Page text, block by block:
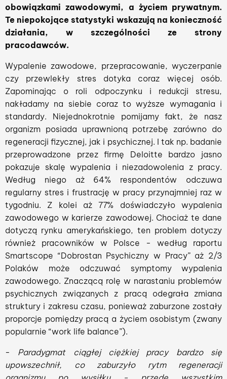
obowiązkami zawodowymi, a życiem prywatnym.
Te niepokojące statystyki wskazują na konieczność
działania, w szczególności ze strony
pracodawców.
Wypalenie zawodowe, przepracowanie, wyczerpanie
czy przewlekły stres dotyka coraz więcej osób.
Zapominając o roli odpoczynku i redukcji stresu,
nakładamy na siebie coraz to wyższe wymagania i
standardy. Niejednokrotnie pomijamy fakt, że nasz
organizm posiada uprawnioną potrzebę zarówno do
regeneracji fizycznej, jak i psychicznej. I tak np. badanie
przeprowadzone przez firmę Deloitte bardzo jasno
pokazuje skalę wypalenia i niezadowolenia z pracy.
Według niego aż 64% respondentów odczuwa
regularny stres i frustrację w pracy przynajmniej raz w
tygodniu. Z kolei aż 77% doświadczyło wypalenia
zawodowego w karierze zawodowej. Chociaż te dane
dotyczą rynku amerykańskiego, ten problem dotyczy
również pracowników w Polsce - według raportu
Smartscope “Dobrostan Psychiczny w Pracy” aż 2/3
Polaków może odczuwać symptomy wypalenia
zawodowego. Znaczącą rolę w narastaniu problemów
psychicznych związanych z pracą odegrała zmiana
struktury i zakresu czasu, ponieważ zaburzone zostały
proporcje pomiędzy pracą a życiem osobistym (zwany
popularnie “work life balance”).
- Paradygmat ciągłej ciężkiej pracy bardzo się
upowszechnił, co zaburzyło rytm regeneracji